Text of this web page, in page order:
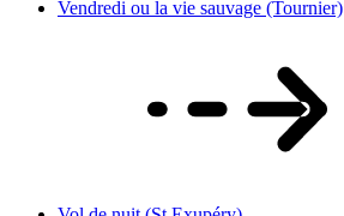
Vendredi ou la vie sauvage (Tournier)